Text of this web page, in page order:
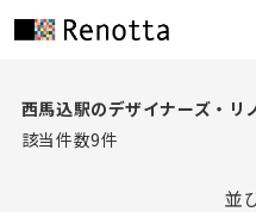
西馬込駅のデザイナーズ・リ
該当件数9件
並